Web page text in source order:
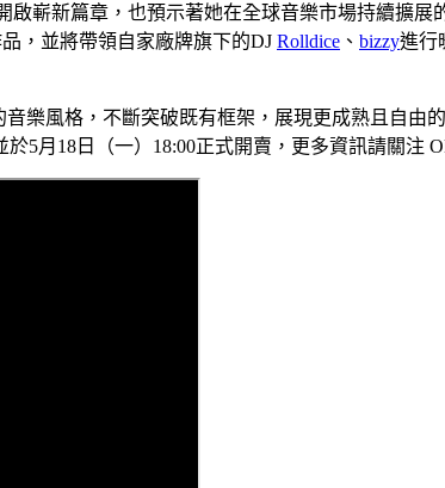
啟嶄新篇章，也預示著她在全球音樂市場持續擴
，並將帶領自家廠牌旗下的DJ Rolldice 、 bizzy進行
樂風格，不斷突破既有框架，展現更成熟且自由
5月18日（一）18:00正式開賣，更多資訊請關注